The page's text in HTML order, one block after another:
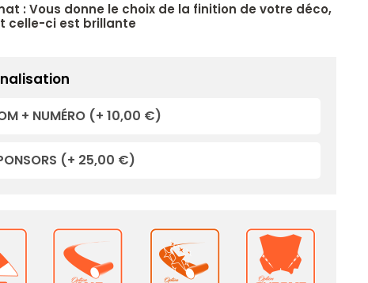
: Vous donne le choix de la finition de votre déco,
celle-ci est brillante
+ NUMÉRO (+ 10,00 €)
(+ 25,00 €)